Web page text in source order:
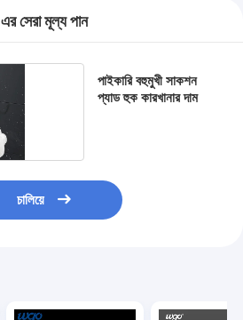
এর সেরা মূল্য পান
পাইকারি বহুমুখী সাকশন
প্যাড হুক কারখানার দাম
চালিয়ে